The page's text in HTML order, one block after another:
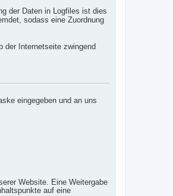
der Daten in Logfiles ist dies
sodass eine Zuordnung
der Internetseite zwingend
eingegeben und an uns
Website. Eine Weitergabe
auf eine